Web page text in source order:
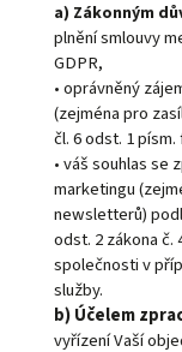
a) Zákonným
plnění smlouvy
GDPR,
• oprávněný
(zejména pro
čl. 6 odst. 1 písm.
• váš souhlas se
marketingu
newsletterů)
odst. 2 zákona č.
společnosti v
služby.
b) Účelem
vyřízení Vaší